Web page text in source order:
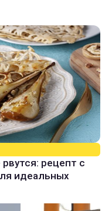
рецепт с
идеальных